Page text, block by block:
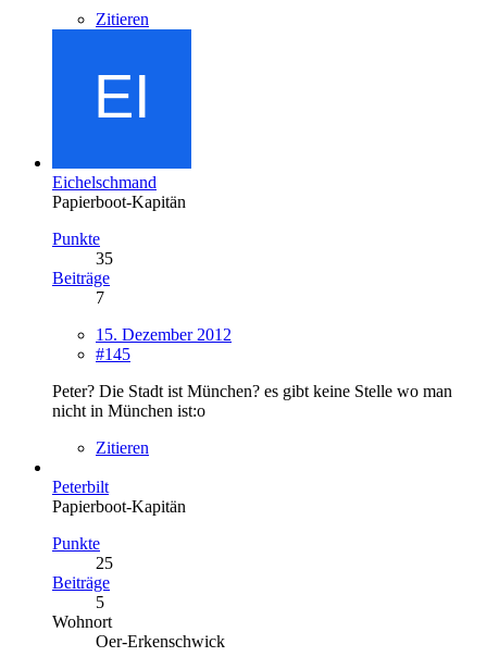
Zitieren
Eichelschmand
Papierboot-Kapitän
Punkte
35
Beiträge
7
15. Dezember 2012
#145
Peter? Die Stadt ist München? es gibt keine Stelle wo man
nicht in München ist:o
Zitieren
Peterbilt
Papierboot-Kapitän
Punkte
25
Beiträge
5
Wohnort
Oer-Erkenschwick